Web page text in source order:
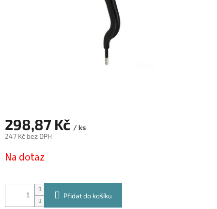
298,87 Kč / ks
247 Kč bez DPH
cena:
Na dotaz
Přidat do košíku